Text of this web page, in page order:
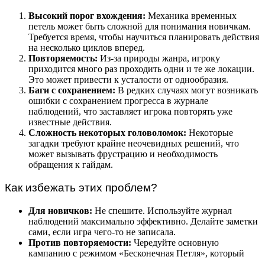
Высокий порог вхождения: Механика временных
петель может быть сложной для понимания новичкам.
Требуется время, чтобы научиться планировать действия
на несколько циклов вперед.
Повторяемость: Из-за природы жанра, игроку
приходится много раз проходить одни и те же локации.
Это может привести к усталости от однообразия.
Баги с сохранением: В редких случаях могут возникать
ошибки с сохранением прогресса в журнале
наблюдений, что заставляет игрока повторять уже
известные действия.
Сложность некоторых головоломок: Некоторые
загадки требуют крайне неочевидных решений, что
может вызывать фрустрацию и необходимость
обращения к гайдам.
Как избежать этих проблем?
Для новичков: Не спешите. Используйте журнал
наблюдений максимально эффективно. Делайте заметки
сами, если игра чего-то не записала.
Против повторяемости: Чередуйте основную
кампанию с режимом «Бесконечная Петля», который